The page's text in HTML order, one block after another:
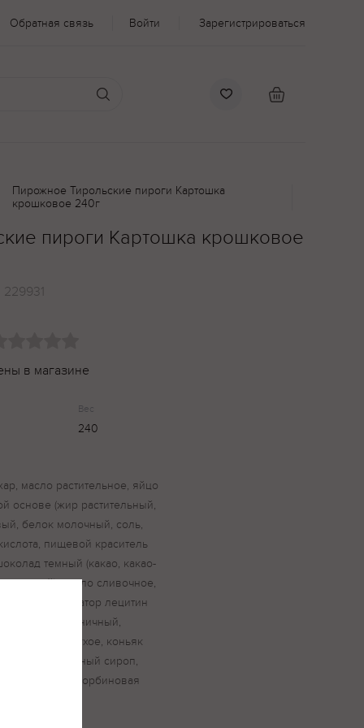
Обратная связь Войти Зарегистрироваться
Пирожное Тирольские пироги Картошка
крошковое 240г
пироги Картошка крошковое
229931
в магазине
Вес
240
масло растительное, яйцо
основе (жир растительный,
белок молочный, соль,
пищевой краситель
темный (какао, какао-
соевый), масло сливочное,
эмульгатор лецитин
крахмал пшеничный,
цельное сухое, коньяк
вода, сахарный сироп,
консервант сорбиновая